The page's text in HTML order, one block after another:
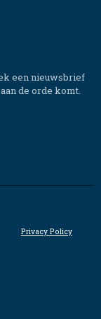
een nieuwsbrief
de orde komt.
Privacy Policy